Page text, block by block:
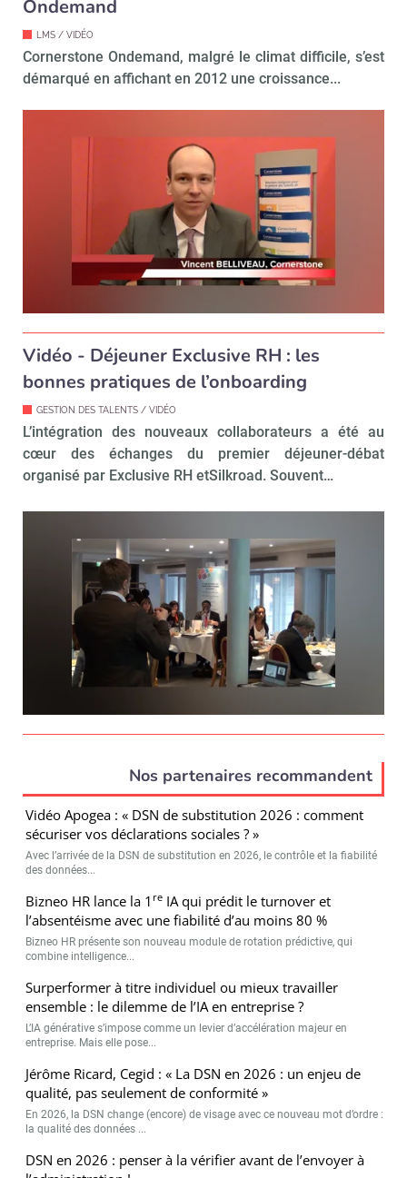
Ondemand
LMS / VIDÉO
Cornerstone Ondemand, malgré le climat difficile, s’est
démarqué en affichant en 2012 une croissance...
Vidéo - Déjeuner Exclusive RH : les
bonnes pratiques de l’onboarding
GESTION DES TALENTS / VIDÉO
L’intégration des nouveaux collaborateurs a été au
cœur des échanges du premier déjeuner-débat
organisé par Exclusive RH etSilkroad. Souvent…
Nos partenaires recommandent
Vidéo Apogea : « DSN de substitution 2026 : comment
sécuriser vos déclarations sociales ? »
Avec l’arrivée de la DSN de substitution en 2026, le contrôle et la fiabilité
des données...
Bizneo HR lance la 1 re IA qui prédit le turnover et
l’absentéisme avec une fiabilité d’au moins 80 %
Bizneo HR présente son nouveau module de rotation prédictive, qui
combine intelligence...
Surperformer à titre individuel ou mieux travailler
ensemble : le dilemme de l’IA en entreprise ?
L’IA générative s’impose comme un levier d’accélération majeur en
entreprise. Mais elle pose...
Jérôme Ricard, Cegid : « La DSN en 2026 : un enjeu de
qualité, pas seulement de conformité »
En 2026, la DSN change (encore) de visage avec ce nouveau mot d’ordre :
la qualité des données ...
DSN en 2026 : penser à la vérifier avant de l’envoyer à